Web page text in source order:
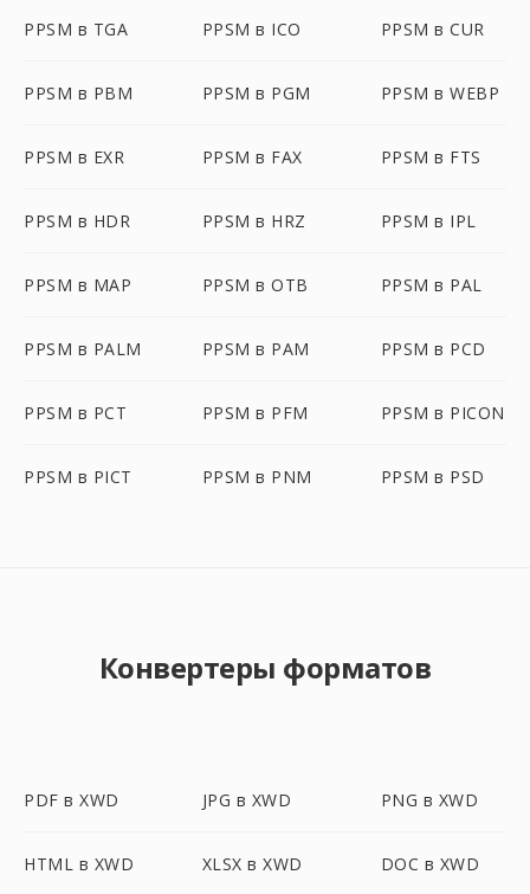
PPSM в TGA PPSM в ICO PPSM в CUR
PPSM в PBM PPSM в PGM PPSM в WEBP
PPSM в EXR PPSM в FAX PPSM в FTS
PPSM в HDR PPSM в HRZ PPSM в IPL
PPSM в MAP PPSM в OTB PPSM в PAL
PPSM в PALM PPSM в PAM PPSM в PCD
PPSM в PCT PPSM в PFM PPSM в PICON
PPSM в PICT PPSM в PNM PPSM в PSD
Конвертеры форматов
PDF в XWD JPG в XWD PNG в XWD
HTML в XWD XLSX в XWD DOC в XWD